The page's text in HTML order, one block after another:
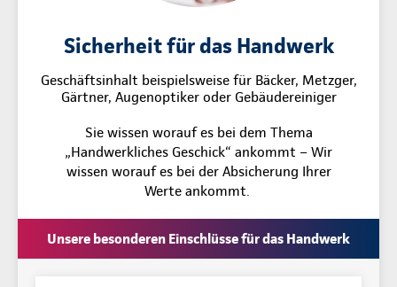
Sicherheit für das Handwerk
Geschäftsinhalt beispielsweise für Bäcker, Metzger,
Gärtner, Augenoptiker oder Gebäudereiniger
Sie wissen worauf es bei dem Thema
„Handwerkliches Geschick“ ankommt – Wir
wissen worauf es bei der Absicherung Ihrer
Werte ankommt.
Unsere besonderen Einschlüsse für das Handwerk